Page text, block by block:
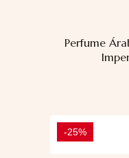
Perfume
-25%